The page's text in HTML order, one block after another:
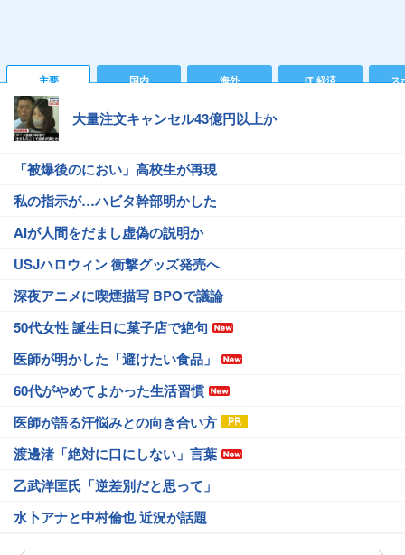
主要 国内 海外 IT 経済 ス
大量注文キャンセル43億円以上か
「被爆後のにおい」高校生が再現
私の指示が…ハビタ幹部明かした
AIが人間をだまし虚偽の説明か
USJハロウィン 衝撃グッズ発売へ
深夜アニメに喫煙描写 BPOで議論
50代女性 誕生日に菓子店で絶句
医師が明かした「避けたい食品」
60代がやめてよかった生活習慣
医師が語る汗悩みとの向き合い方
渡邊渚「絶対に口にしない」言葉
乙武洋匡氏「逆差別だと思って」
水卜アナと中村倫也 近況が話題